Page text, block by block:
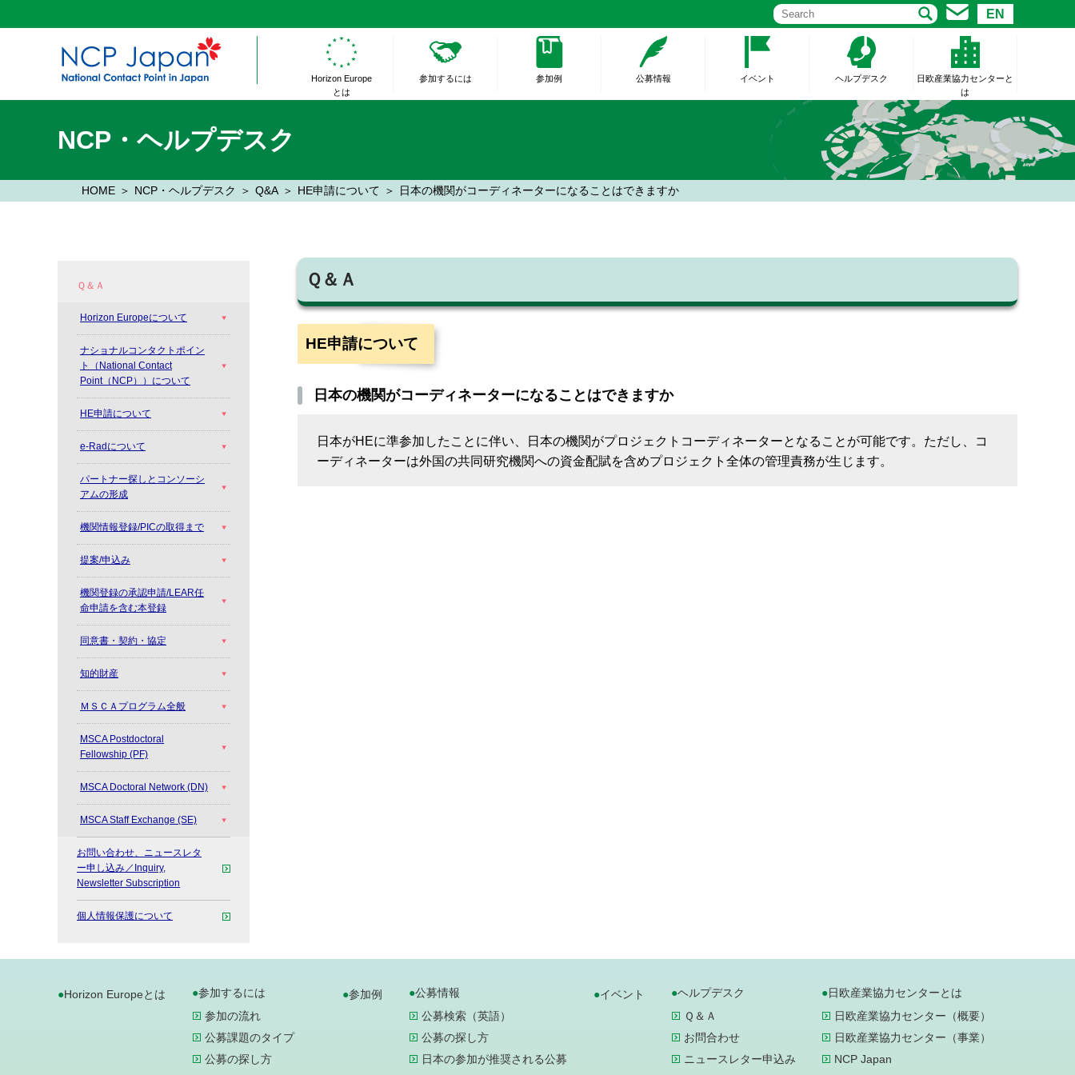
EN
Horizon Europe
とは
参加するには 参加例 公募情報 イベント ヘルプデスク
日欧産業協力センターと
は
NCP・ヘルプデスク
HOME NCP・ヘルプデスク Q&A HE申請について 日本の機関がコーディネーターになることはできますか
Ｑ＆Ａ
HE申請について
日本の機関がコーディネーターになることはできますか
日本がHEに準参加したことに伴い、日本の機関がプロジェクトコーディネーターとなることが可能です。ただし、コ
ーディネーターは外国の共同研究機関への資金配賦を含めプロジェクト全体の管理責務が生じます。
Ｑ＆Ａ
Horizon Europeについて
ナショナルコンタクトポイン
ト（National Contact
Point（NCP））について
HE申請について
e-Radについて
パートナー探しとコンソーシ
アムの形成
機関情報登録/PICの取得まで
提案/申込み
機関登録の承認申請/LEAR任
命申請を含む本登録
同意書・契約・協定
知的財産
ＭＳＣＡプログラム全般
MSCA Postdoctoral
Fellowship (PF)
MSCA Doctoral Network (DN)
MSCA Staff Exchange (SE)
お問い合わせ、ニュースレタ
ー申し込み／Inquiry,
Newsletter Subscription
個人情報保護について
Horizon Europeとは
参加するには
参加の流れ
公募課題のタイプ
公募の探し方
参加例
公募情報
公募検索（英語）
公募の探し方
日本の参加が推奨される公募
イベント
ヘルプデスク
Ｑ＆Ａ
お問合わせ
ニュースレター申込み
日欧産業協力センターとは
日欧産業協力センター（概要）
日欧産業協力センター（事業）
NCP Japan